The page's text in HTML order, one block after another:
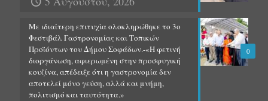
0
Με ιδιαίτερη επιτυχία ολοκληρώθηκε το 3ο
Φεστιβάλ Γαστρονομίας και Τοπικών
Προϊόντων του Δήμου Σοφάδων.-«Η φετινή
διοργάνωση, αφιερωμένη στην προσφυγική
κουζίνα, απέδειξε ότι η γαστρονομία δεν
αποτελεί μόνο γεύση, αλλά και μνήμη,
πολιτισμό και ταυτότητα.»